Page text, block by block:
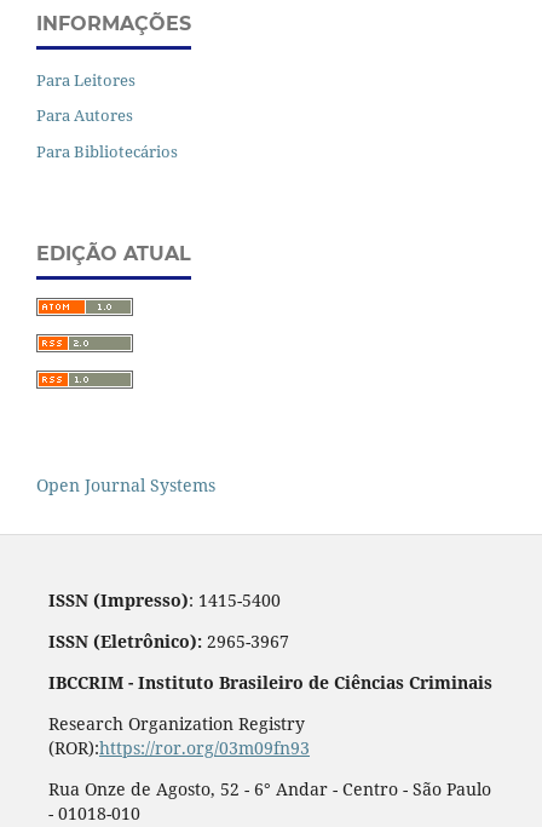
INFORMAÇÕES
Para Leitores
Para Autores
Para Bibliotecários
EDIÇÃO ATUAL
Open Journal Systems
ISSN (Impresso): 1415-5400
ISSN (Eletrônico): 2965-3967
IBCCRIM - Instituto Brasileiro de Ciências Criminais
Research Organization Registry
(ROR):https://ror.org/03m09fn93
Rua Onze de Agosto, 52 - 6° Andar - Centro - São Paulo
- 01018-010